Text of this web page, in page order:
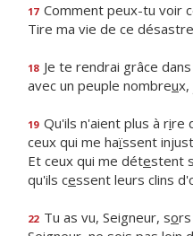
17 Comment peux-tu voir
Tire ma vie de ce
18 Je te rendrai grâce
avec un peuple nombreux,
19 Qu'ils n'aient plus à rire
ceux qui me haïssent
Et ceux qui me détestent
qu'ils cessent leurs clins
22 Tu as vu, Seigneur, so